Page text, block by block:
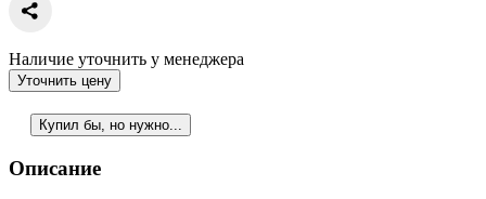
Наличие уточнить у менеджера
Уточнить цену
Купил бы, но нужно...
Описание